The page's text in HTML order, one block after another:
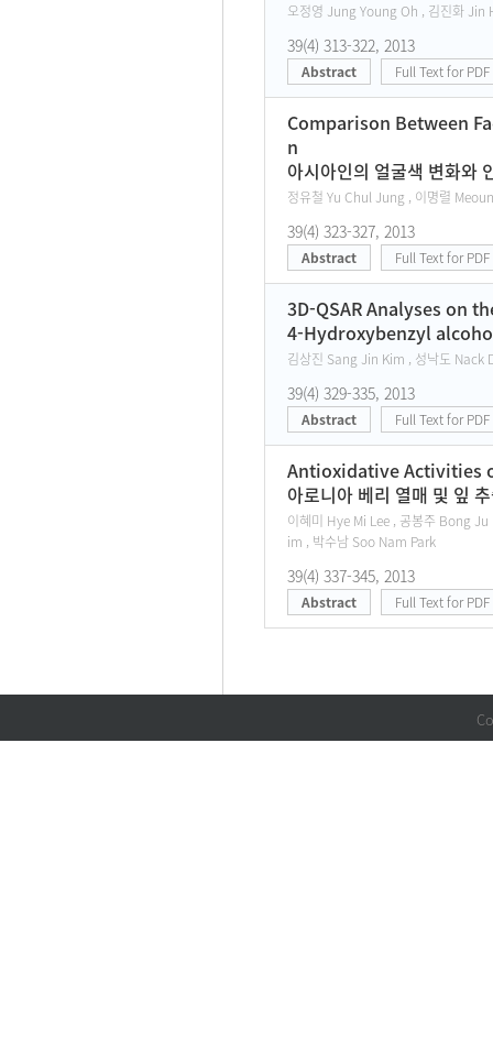
오정영 Jung Young Oh , 김진화
39(4) 313-322, 2013
Abstract Full Text for PDF
Comparison Between
n
아시아인의 얼굴색 변화와
정유철 Yu Chul Jung , 이명렬
39(4) 323-327, 2013
Abstract Full Text for PDF
3D-QSAR Analyses on
4-Hydroxybenzyl alcohol
김상진 Sang Jin Kim , 성낙도 Nack
39(4) 329-335, 2013
Abstract Full Text for PDF
Antioxidative Activities
아로니아 베리 열매 및 잎
이혜미 Hye Mi Lee , 공봉주 Bong
im , 박수남 Soo Nam Park
39(4) 337-345, 2013
Abstract Full Text for PDF